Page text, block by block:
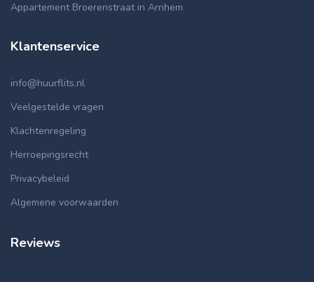
Appartement Broerenstraat in Arnhem
Klantenservice
info@huurflits.nl
Veelgestelde vragen
Klachtenregeling
Herroepingsrecht
Privacybeleid
Algemene voorwaarden
Reviews